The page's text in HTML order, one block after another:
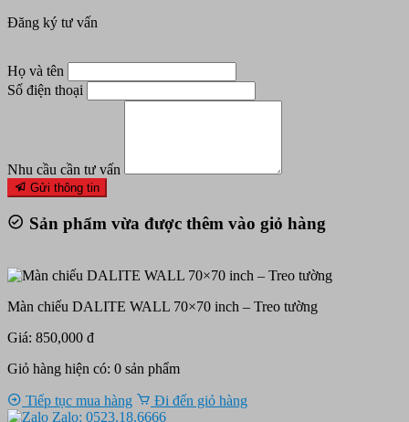
Đăng ký tư vấn
Họ và tên
Số điện thoại
Nhu cầu cần tư vấn
Gửi thông tin
Sản phẩm vừa được thêm vào giỏ hàng
Màn chiếu DALITE WALL 70×70 inch – Treo tường
Giá: 850,000 đ
Giỏ hàng hiện có: 0 sản phẩm
Tiếp tục mua hàng
Đi đến giỏ hàng
Zalo: 0523.18.6666